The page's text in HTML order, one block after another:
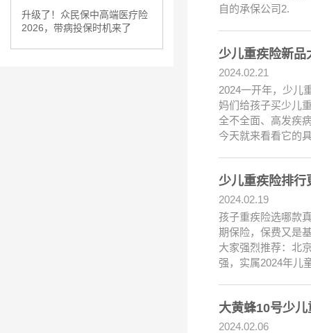
升级了！众民保中高端医疗险
2026，带病投保时机来了
自的承保公司2.
少儿重疾险新品
2024.02.21
2024一开年，少儿
妈们给孩子买少儿
全不全面、高发疾
今天就来看看它的
少儿重疾险排行
2024.02.19
孩子重疾险选哪款
期保险，保费又是
大家强烈推荐：北
强，实属2024年儿
大黄蜂10号少
2024.02.06